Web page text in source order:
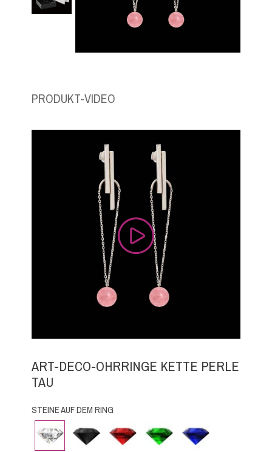
PRODUKT-VIDEO
ART-DECO-OHRRINGE KETTE PERLE
TAU
STEINE AUF DEM RING
Diamant
Schwarzer
Diamant
Rubin Smaragd
Blauer
Saphir